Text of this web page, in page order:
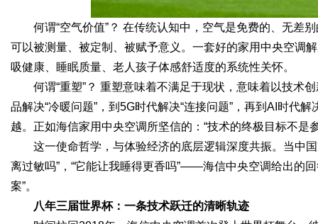
何谓“空气价值”？ 在传统认知中，空气是免费的、无差
可以被测量、被定制、被赋予意义。一套好的家用中央空调
吸健康、睡眠质量、老人孩子体感舒适度的系统性关怀。
何谓“重塑”？ 重塑意味着不满足于现状，意味着以技术
品解决“冷暖问题”，到5G时代解决“连接问题”，再到AI时代
越。正如海信家用中央空调所坚信的：“技术的终极目标不是
这一使命哲学，与体验经济的底层逻辑深度共振。当中
离过敏吗”，“它能让我睡得更香吗”——海信中央空调给出的
案”。
八年三届世界杯：一条技术跃迁的清晰轨迹